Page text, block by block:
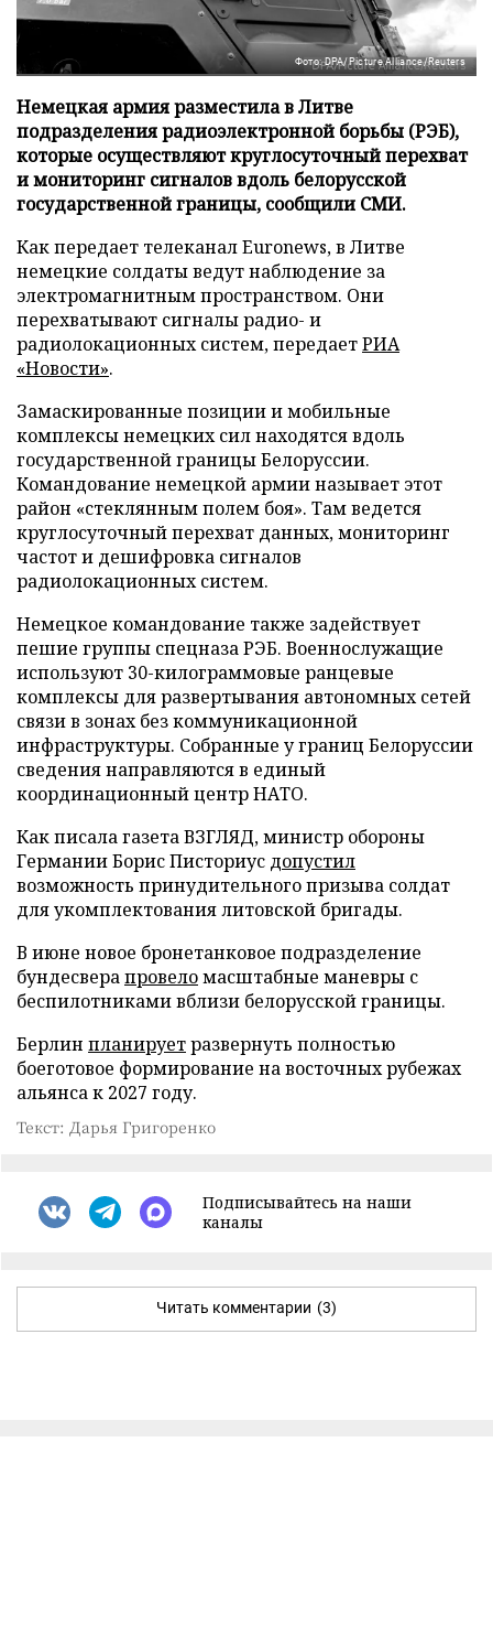
Фото: DPA/Picture Alliance/Reuters
Немецкая армия разместила в Литве
подразделения радиоэлектронной борьбы (РЭБ),
которые осуществляют круглосуточный перехват
и мониторинг сигналов вдоль белорусской
государственной границы, сообщили СМИ.
Как передает телеканал Euronews, в Литве
немецкие солдаты ведут наблюдение за
электромагнитным пространством. Они
перехватывают сигналы радио- и
радиолокационных систем, передаетРИА
«Новости».
Замаскированные позиции и мобильные
комплексы немецких сил находятся вдоль
государственной границы Белоруссии.
Командование немецкой армии называет этот
район «стеклянным полем боя». Там ведется
круглосуточный перехват данных, мониторинг
частот и дешифровка сигналов
радиолокационных систем.
Немецкое командование также задействует
пешие группы спецназа РЭБ. Военнослужащие
используют 30-килограммовые ранцевые
комплексы для развертывания автономных сетей
связи в зонах без коммуникационной
инфраструктуры. Собранные у границ Белоруссии
сведения направляются в единый
координационный центр НАТО.
Как писала газета ВЗГЛЯД, министр обороны
Германии Борис Писториус допустил
возможность принудительного призыва солдат
для укомплектования литовской бригады.
В июне новое бронетанковое подразделение
бундесверапровеломасштабные маневры с
беспилотниками вблизи белорусской границы.
Берлин планируетразвернуть полностью
боеготовое формирование на восточных рубежах
альянса к 2027 году.
Текст: Дарья Григоренко
Подписывайтесь на наши
каналы
Читать комментарии (3)